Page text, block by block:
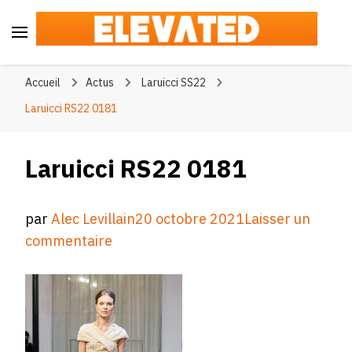
Accueil Actus
Laruicci SS22
Laruicci RS22 0181
Laruicci RS22 0181
parAlec Levillain20 octobre 2021Laisser un
commentaire
RS22
0181